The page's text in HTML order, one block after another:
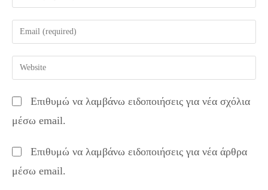
your
name
comment
Enter
your
email
address
comment
Enter
your
URL
(optional)
Επιθυμώ να λαμβάνω ειδοποιήσεις για νέα σχόλια
μέσω email.
Επιθυμώ να λαμβάνω ειδοποιήσεις για νέα άρθρα
μέσω email.